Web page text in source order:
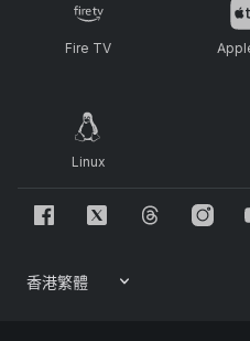
Fire TV
Linux